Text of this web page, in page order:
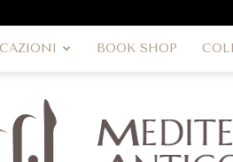
BOOK SHOP